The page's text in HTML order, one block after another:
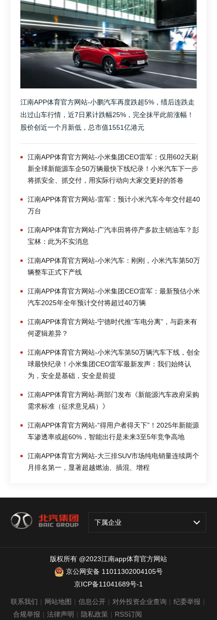
江南APP体育官方网站-小鹏汽车再度跌超5%，绩后连跌走
出过山车行情，近7日累计跌幅25%，完全抹平此前涨幅！
股价创近一个月新低，总市值1551亿港元
江南APP体育官方网站-小米集团CEO雷军：仅用602天刷
新全球新能源车企50万辆最快下线纪录！小米汽车下一步
将抓安全、抓交付，用实际行动向大家交更好的答卷
江南APP体育官方网站-雷军：预计小米汽车今年交付超40
万台
江南APP体育官方网站-广汽丰田将停产多款主销油车？彭
宝林：此为不实消息
江南APP体育官方网站-小米汽车：刚刚，小米汽车第50万
辆整车正式下产线
江南APP体育官方网站-小米集团CEO雷军：最新预估小米
汽车2025年全年预计交付将超过40万辆
江南APP体育官方网站-宁德时代推“车电分离”，与蔚来有
何逻辑差异？
江南APP体育官方网站-小米汽车第50万辆汽车下线，创全
球最快纪录！小米集团CEO雷军最新发声：我们始终认
为，安全是基础，安全是前提
江南APP体育官方网站-两部门发布《新能源汽车政府采购
需求标准（征求意见稿）》
江南APP体育官方网站-“得用户者得天下”！2025年新能源
车渗透率或超60%，智能出行是未来3至5年竞争高地
江南APP体育官方网站-大三排SUV市场纯电销量连续两个
月排名第一，显著超越燃油、插混、增程
下属企业
版权所有 @2023江南app体育官方网站
京公网安备 11011302004105号
京ICP备11041689号-1
联系我们 | 网站地图 | 信息公开 | 对外投资企业查询 | 纪委举报 |
合规举报 | 法律声明 | 隐私政策 | RSS订阅